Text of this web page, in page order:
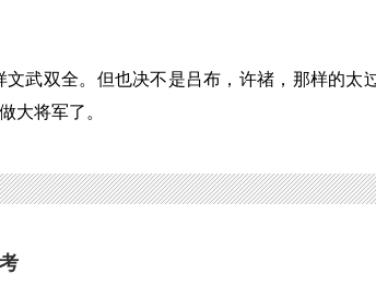
武双全。但也决不是吕布，许禇，那样的太
大将军了。